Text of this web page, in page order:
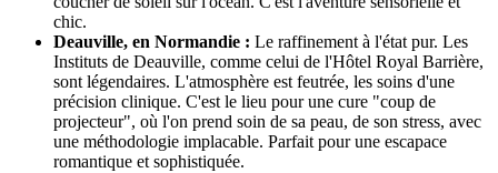
chic.
Deauville, en Normandie : Le raffinement à l'état pur. Les
Instituts de Deauville, comme celui de l'Hôtel Royal Barrière,
sont légendaires. L'atmosphère est feutrée, les soins d'une
précision clinique. C'est le lieu pour une cure "coup de
projecteur", où l'on prend soin de sa peau, de son stress, avec
une méthodologie implacable. Parfait pour une escapace
romantique et sophistiquée.